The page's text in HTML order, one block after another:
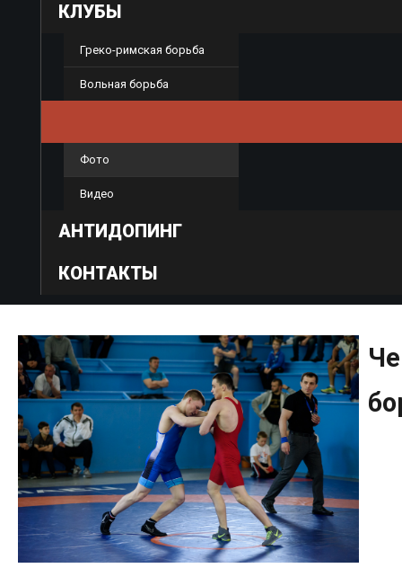
КЛУБЫ
Греко-римская борьба
Вольная борьба
Фото
Видео
АНТИДОПИНГ
КОНТАКТЫ